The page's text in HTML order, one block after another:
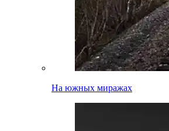
На южных миражах